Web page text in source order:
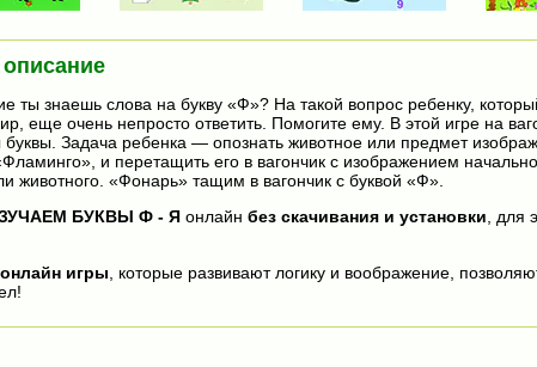
ты знаешь слова на букву «Ф»? На такой вопрос ребенку,
еще очень непросто ответить. Помогите ему. В этой игре на
Задача ребенка — опознать животное или предмет
и перетащить его в вагончик с изображением
животного. «Фонарь» тащим в вагончик с буквой «Ф».
БУКВЫ Ф - Яонлайн без скачивания и установки, для
онлайн игры , которые развивают логику и воображение,